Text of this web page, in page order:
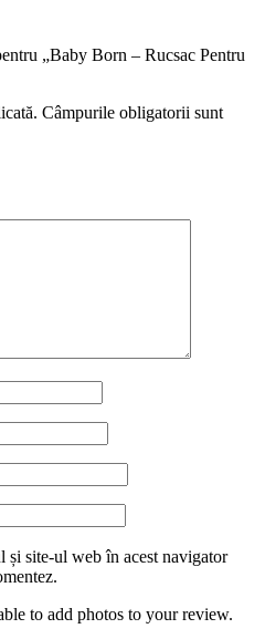
„Baby Born – Rucsac Pentru
Câmpurile obligatorii sunt
și site-ul web în acest navigator
to add photos to your review.